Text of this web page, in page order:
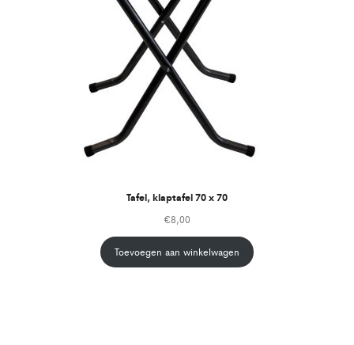
Tafel, klaptafel 70 x 70
€8,00
Toevoegen aan winkelwagen